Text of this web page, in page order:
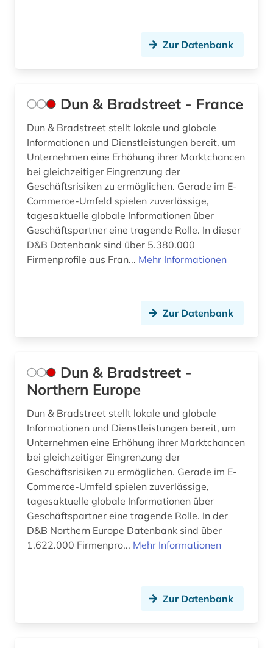
Zur Datenbank
Dun & Bradstreet - France
Dun & Bradstreet stellt lokale und globale
Informationen und Dienstleistungen bereit, um
Unternehmen eine Erhöhung ihrer Marktchancen
bei gleichzeitiger Eingrenzung der
Geschäftsrisiken zu ermöglichen. Gerade im E-
Commerce-Umfeld spielen zuverlässige,
tagesaktuelle globale Informationen über
Geschäftspartner eine tragende Rolle. In dieser
D&B Datenbank sind über 5.380.000
Firmenprofile aus Fran... Mehr Informationen
Zur Datenbank
Dun & Bradstreet -
Northern Europe
Dun & Bradstreet stellt lokale und globale
Informationen und Dienstleistungen bereit, um
Unternehmen eine Erhöhung ihrer Marktchancen
bei gleichzeitiger Eingrenzung der
Geschäftsrisiken zu ermöglichen. Gerade im E-
Commerce-Umfeld spielen zuverlässige,
tagesaktuelle globale Informationen über
Geschäftspartner eine tragende Rolle. In der
D&B Northern Europe Datenbank sind über
1.622.000 Firmenpro... Mehr Informationen
Zur Datenbank